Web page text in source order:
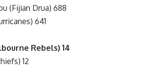
(Fijian Drua) 688
641
Rebels) 14
12